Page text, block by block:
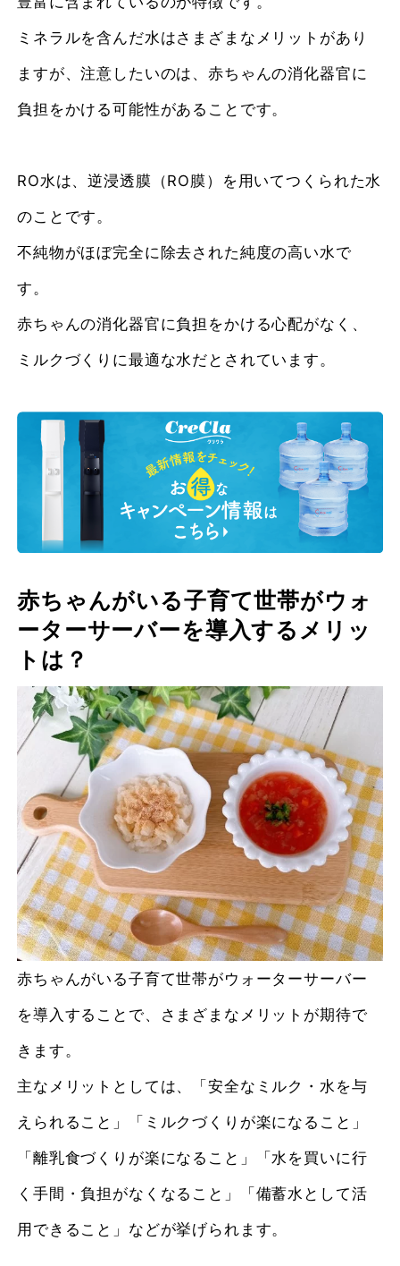
ミネラルを含んだ水はさまざまなメリットがあり
ますが、注意したいのは、赤ちゃんの消化器官に
負担をかける可能性があることです。
RO水は、逆浸透膜（RO膜）を用いてつくられた水
のことです。
不純物がほぼ完全に除去された純度の高い水で
す。
赤ちゃんの消化器官に負担をかける心配がなく、
ミルクづくりに最適な水だとされています。
赤ちゃんがいる子育て世帯がウォ
ーターサーバーを導入するメリッ
トは？
赤ちゃんがいる子育て世帯がウォーターサーバー
を導入することで、さまざまなメリットが期待で
きます。
主なメリットとしては、「安全なミルク・水を与
えられること」「ミルクづくりが楽になること」
「離乳食づくりが楽になること」「水を買いに行
く手間・負担がなくなること」「備蓄水として活
用できること」などが挙げられます。